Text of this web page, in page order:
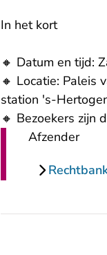
In het kort
🔸 Datum en tijd:
🔸 Locatie: Paleis
station 's-
🔸 Bezoekers zijn
Afzender